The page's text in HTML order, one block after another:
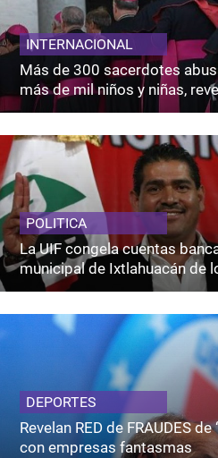
INTERNACIONAL
Más de 300 sacerdotes
más de mil niños y niñas,
POLITICA
La UIF congela cuentas
municipal de Ixtlahuacán de
DEPORTES
Revelan RED de FRAUDES de
con empresas fantasmas